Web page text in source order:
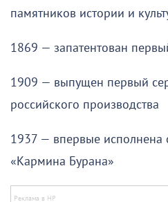
памятников истории и
1869 — запатентован
1909 — выпущен первый
российского производства
1937 — впервые исполнена
«Кармина Бурана»